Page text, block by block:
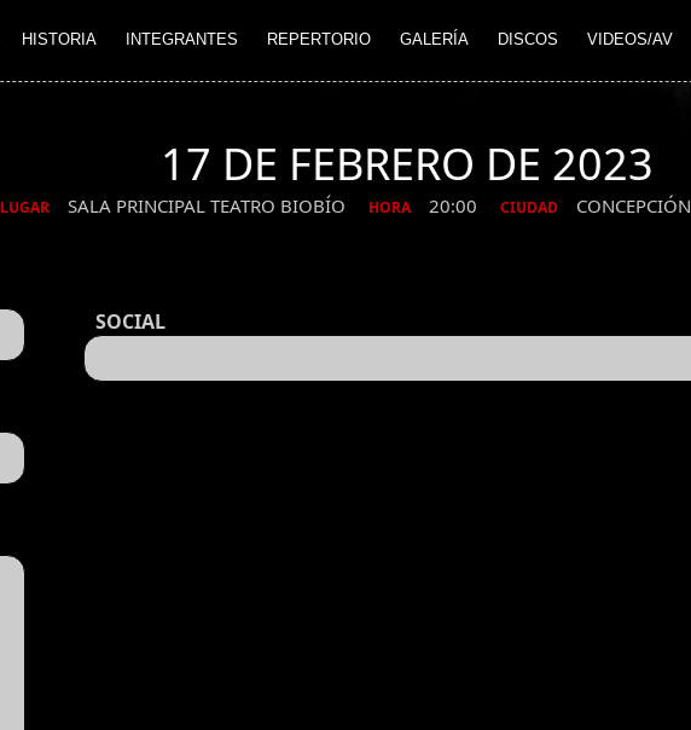
HISTORIA INTEGRANTES REPERTORIO GALERÍA DISCOS VIDEOS/AV
17 DE FEBRERO DE 2023
LUGAR SALA PRINCIPAL TEATRO BIOBÍO HORA 20:00 CIUDAD CONCEPCIÓN
SOCIAL